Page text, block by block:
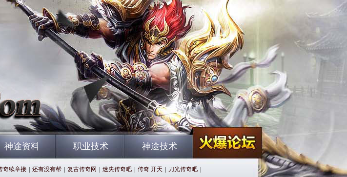
神途资料 职业技术 神途技术
奇续章接 还有没有帮 复古传奇网 迷失传奇吧 传奇 开天 刀光传奇吧